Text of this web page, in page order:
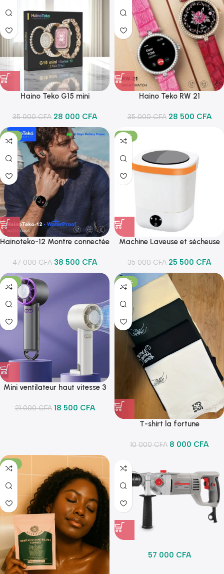
Haino Teko G15 mini
35 000CFA 28 000 CFA
Haino Teko RW 21
35 000CFA 28 500 CFA
-18%
Hainoteko-12 Montre connectée
47 000CFA 38 500 CFA
-27%
Machine Laveuse et sécheuse
35 000CFA 25 500 CFA
-12%
Mini ventilateur haut vitesse 3
21 000CFA 18 500 CFA
-20%
T-shirt la fortune
10 000CFA 8 000 CFA
-18%
57 000 CFA